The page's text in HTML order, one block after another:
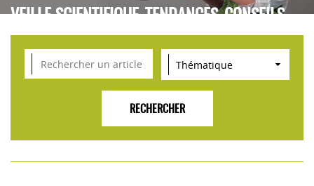
VEILLE SCIENTIFIQUE, TENDANCES, CONSEILS
POUR L'INNOVATION AGROALIMENTAIRE